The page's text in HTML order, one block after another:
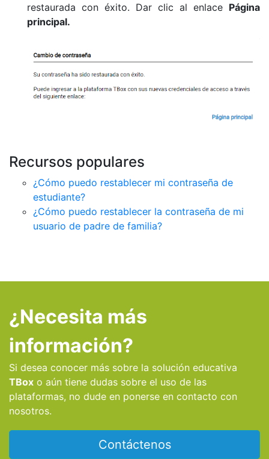
restaurada con éxito. Dar clic al enlace Página
principal.
Recursos populares
¿Cómo puedo restablecer mi contraseña de
estudiante?
¿Cómo puedo restablecer la contraseña de mi
usuario de padre de familia?
¿Necesita más
información?
Si desea conocer más sobre la solución educativa
TBox o aún tiene dudas sobre el uso de las
plataformas, no dude en ponerse en contacto con
nosotros.
Contáctenos